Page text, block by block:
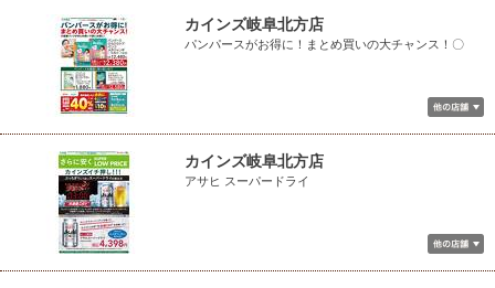
カインズ岐阜北方店
パンパースがお得に！まとめ買いの大チャンス！〇
カインズ岐阜北方店
アサヒ スーパードライ